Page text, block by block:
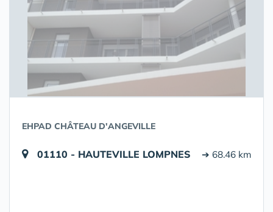
EHPAD CHÂTEAU D'ANGEVILLE
01110 - HAUTEVILLE LOMPNES ➔ 68.46 km